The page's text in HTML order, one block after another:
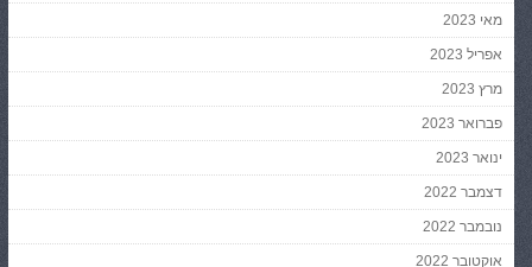
מאי 2023
אפריל 2023
מרץ 2023
פברואר 2023
ינואר 2023
דצמבר 2022
נובמבר 2022
אוקטובר 2022